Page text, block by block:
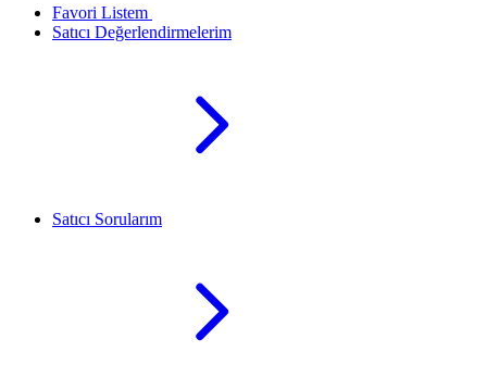
Favori Listem
Satıcı Değerlendirmelerim
Satıcı Sorularım